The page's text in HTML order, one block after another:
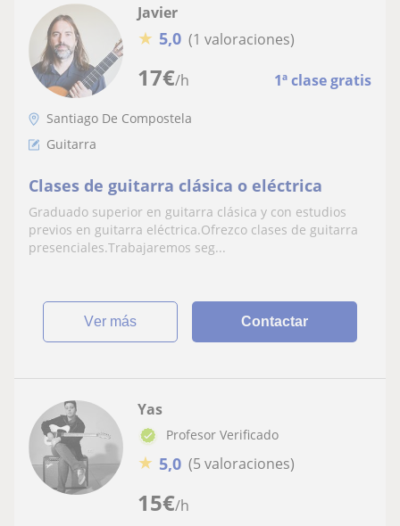
17€/h 1ª clase gratis
Javier
★ 5,0 (1 valoraciones)
Santiago De Compostela
Guitarra
Clases de guitarra clásica o eléctrica
Graduado superior en guitarra clásica y con estudios
previos en guitarra eléctrica.Ofrezco clases de guitarra
presenciales.Trabajaremos seg...
ver más Contactar
15€/h
Yas
Profesor Verificado
★ 5,0 (5 valoraciones)